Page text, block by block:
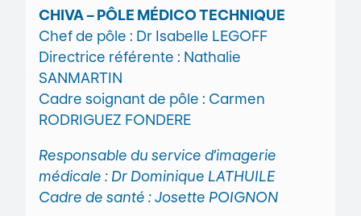
CHIVA – PÔLE MÉDICO TECHNIQUE
Chef de pôle : Dr Isabelle LEGOFF
Directrice référente : Nathalie
SANMARTIN
Cadre soignant de pôle : Carmen
RODRIGUEZ FONDERE
Responsable du service d’imagerie
médicale : Dr Dominique LATHUILE
Cadre de santé : Josette POIGNON